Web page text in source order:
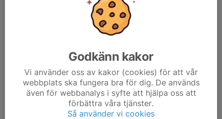
Godkänn kakor
Vi använder oss av kakor (cookies) för att vår
webbplats ska fungera bra för dig. De används
även för webbanalys i syfte att hjälpa oss att
förbättra våra tjänster.
Så använder vi cookies